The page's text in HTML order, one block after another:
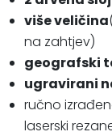
više veličina
na zahtjev)
geografski
ugravirani
ručno
laserski